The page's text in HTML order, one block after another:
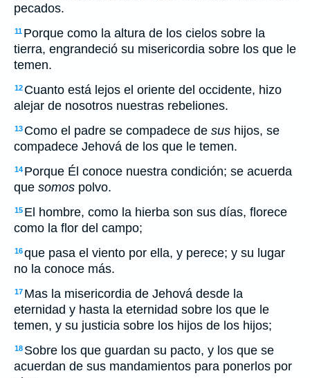
pecados.
11 Porque como la altura de los cielos sobre la
tierra, engrandeció su misericordia sobre los que le
temen.
12 Cuanto está lejos el oriente del occidente, hizo
alejar de nosotros nuestras rebeliones.
13 Como el padre se compadece de sus hijos, se
compadece Jehová de los que le temen.
14 Porque Él conoce nuestra condición; se acuerda
que somos polvo.
15 El hombre, como la hierba son sus días, florece
como la flor del campo;
16que pasa el viento por ella, y perece; y su lugar
no la conoce más.
17 Mas la misericordia de Jehová desde la
eternidad y hasta la eternidad sobre los que le
temen, y su justicia sobre los hijos de los hijos;
18 Sobre los que guardan su pacto, y los que se
acuerdan de sus mandamientos para ponerlos por